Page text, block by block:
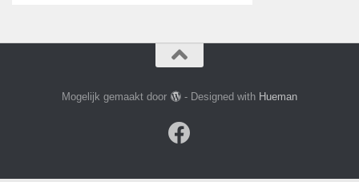
Mogelijk gemaakt door - Designed with Hueman